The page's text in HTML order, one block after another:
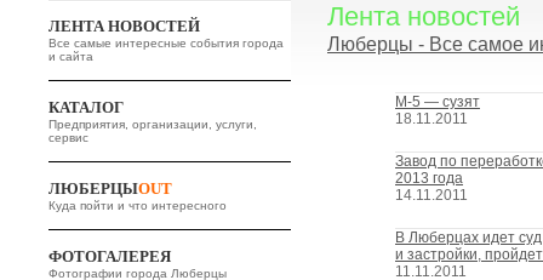
ЛЕНТА НОВОСТЕЙ
Все самые интересные события города
и сайта
КАТАЛОГ
Предприятия, организации, услуги,
сервис
ЛЮБЕРЦЫOUT
Куда пойти и что интересного
ФОТОГАЛЕРЕЯ
Фотографии города Люберцы
Лента новостей
Люберцы - Все самое
M-5 — сузят
18.11.2011
Завод по
2013 года
14.11.2011
В Люберцах идет
и застройки,
11.11.2011